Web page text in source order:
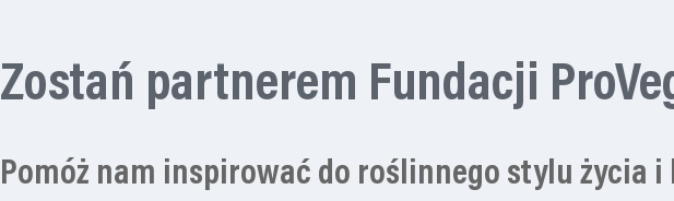
Zostań partnerem Fundacji
Pomóż nam inspirować do roślinnego stylu życia